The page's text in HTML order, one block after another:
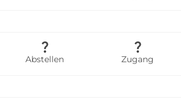
Abstellen Zugang